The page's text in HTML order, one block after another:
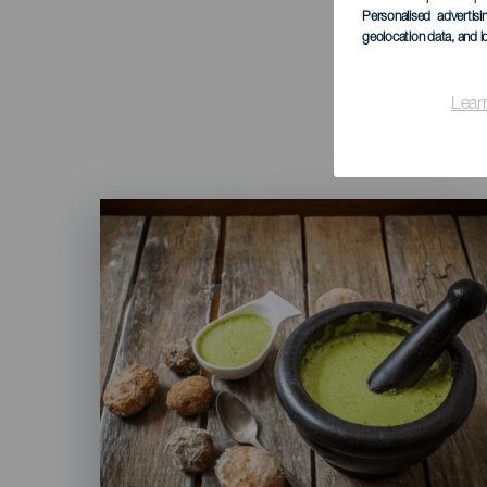
Personalised
geolocation data, and
Listado